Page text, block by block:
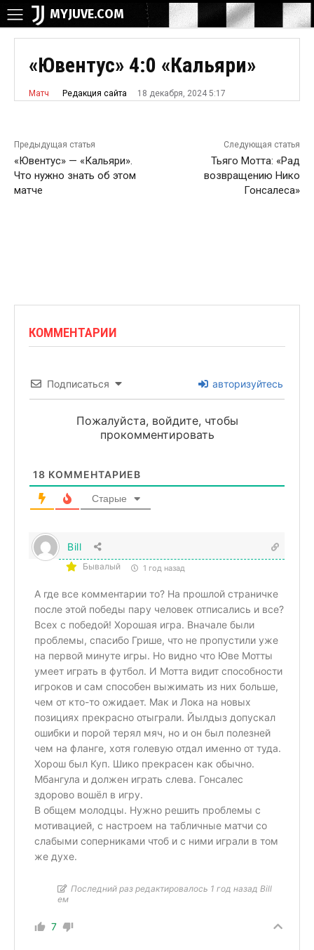
MYJUVE.COM
«Ювентус» 4:0 «Кальяри»
Матч Редакция сайта 18 декабря, 2024 5:17
Предыдущая статья
«Ювентус» — «Кальяри».
Что нужно знать об этом
матче
Следующая статья
Тьяго Мотта: «Рад
возвращению Нико
Гонсалеса»
КОММЕНТАРИИ
Подписаться авторизуйтесь
Пожалуйста, войдите, чтобы
прокомментировать
18 КОММЕНТАРИЕВ
Старые
Bill
Бывалый 1 год назад
А где все комментарии то? На прошлой страничке
после этой победы пару человек отписались и все?
Всех с победой! Хорошая игра. Вначале были
проблемы, спасибо Грише, что не пропустили уже
на первой минуте игры. Но видно что Юве Мотты
умеет играть в футбол. И Мотта видит способности
игроков и сам способен выжимать из них больше,
чем от кто-то ожидает. Мак и Лока на новых
позициях прекрасно отыграли. Йылдыз допускал
ошибки и порой терял мяч, но и он был полезней
чем на фланге, хотя голевую отдал именно от туда.
Хорош был Куп. Шико прекрасен как обычно.
Мбангула и должен играть слева. Гонсалес
здорово вошёл в игру.
В общем молодцы. Нужно решить проблемы с
мотивацией, с настроем на табличные матчи со
слабыми соперниками чтоб и с ними играли в том
же духе.
Последний раз редактировалось 1 год назад Bill
ем
7